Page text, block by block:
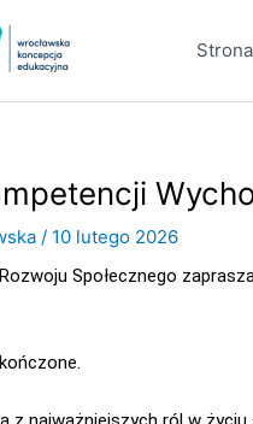
/ 10 lutego 2026
Społecznego